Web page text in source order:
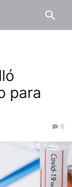
para
0